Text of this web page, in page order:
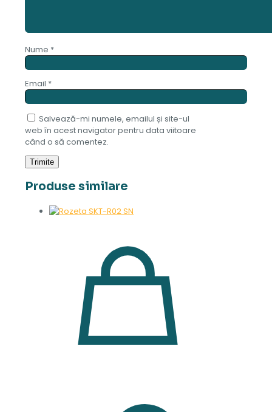
Nume *
Email *
Salvează-mi numele, emailul și site-ul
web în acest navigator pentru data viitoare
când o să comentez.
Produse similare